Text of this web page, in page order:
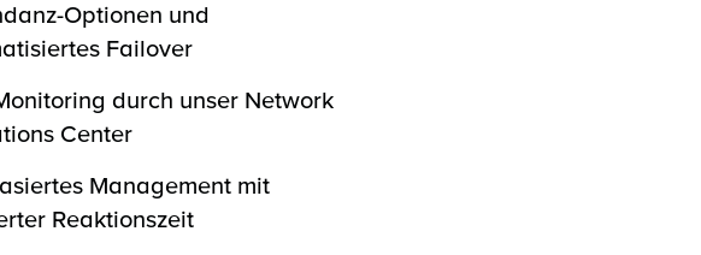
Optionen und
Failover
durch unser Network
Center
Management mit
Reaktionszeit